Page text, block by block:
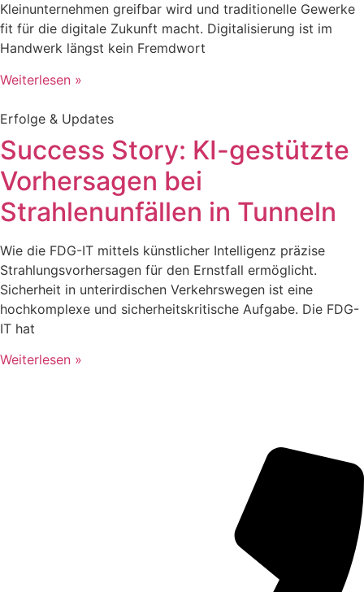
Kleinunternehmen greifbar wird und traditionelle Gewerke
fit für die digitale Zukunft macht. Digitalisierung ist im
Handwerk längst kein Fremdwort
Weiterlesen »
Erfolge & Updates
Success Story: KI-gestützte
Vorhersagen bei
Strahlenunfällen in Tunneln
Wie die FDG-IT mittels künstlicher Intelligenz präzise
Strahlungsvorhersagen für den Ernstfall ermöglicht.
Sicherheit in unterirdischen Verkehrswegen ist eine
hochkomplexe und sicherheitskritische Aufgabe. Die FDG-
IT hat
Weiterlesen »